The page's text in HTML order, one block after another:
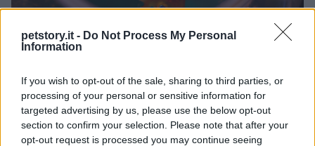
petstory.it - Do Not Process My Personal
Information
If you wish to opt-out of the sale, sharing to third parties, or
processing of your personal or sensitive information for
targeted advertising by us, please use the below opt-out
section to confirm your selection. Please note that after your
opt-out request is processed you may continue seeing
Cosa mangia il pesce rosso nella boccia?
Consigli utili